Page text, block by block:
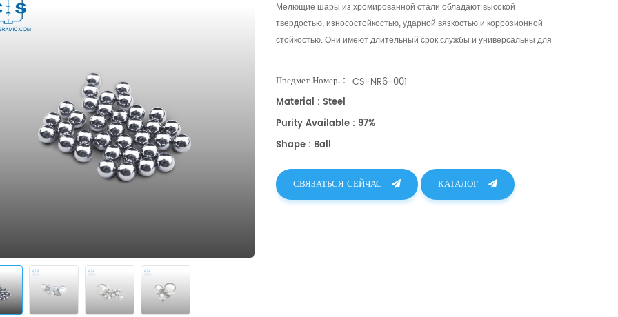
Мелющие шары из хромированной стали обладают высокой
твердостью, износостойкостью, ударной вязкостью и коррозионной
стойкостью. Они имеют длительный срок службы и универсальны для
Предмет Номер. : CS-NR6-001
Material : Steel
Purity Available : 97%
Shape : Ball
СВЯЗАТЬСЯ СЕЙЧАС КАТАЛОГ